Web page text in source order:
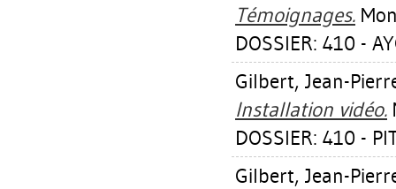
Témoignages.
DOSSIER: 410 -
Gilbert, Jean-
Installation vidéo.
DOSSIER: 410 -
Gilbert, Jean-